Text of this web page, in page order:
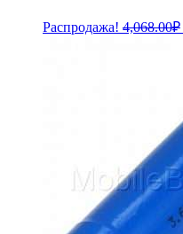
Распродажа! 4,068.00₽